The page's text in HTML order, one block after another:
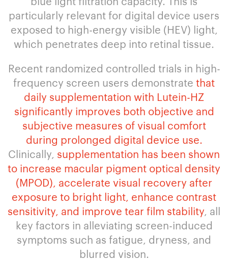
particularly relevant for digital device users
exposed to high-energy visible (HEV) light,
which penetrates deep into retinal tissue.
Recent randomized controlled trials in high-
frequency screen users demonstrate that
daily supplementation with Lutein-HZ
significantly improves both objective and
subjective measures of visual comfort
during prolonged digital device use.
Clinically, supplementation has been shown
to increase macular pigment optical density
(MPOD), accelerate visual recovery after
exposure to bright light, enhance contrast
sensitivity, and improve tear film stability, all
key factors in alleviating screen-induced
symptoms such as fatigue, dryness, and
blurred vision.